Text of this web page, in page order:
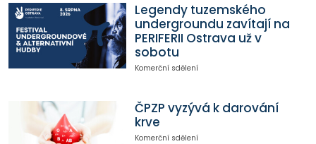
Legendy tuzemského
undergroundu zavítají na
PERIFERII Ostrava už v
sobotu
Komerční sdělení
ČPZP vyzývá k darování
krve
Komerční sdělení